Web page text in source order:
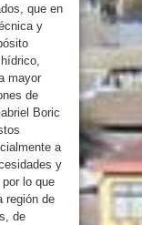
que en
y
mayor
de
Boric
a
y
lo que
región de
de